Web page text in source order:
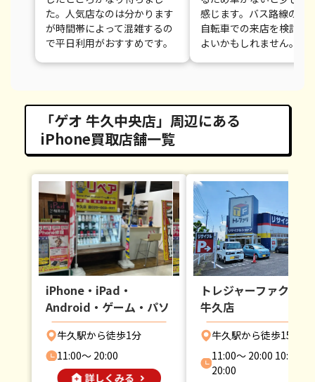
た。人気店なのは分かります
が時間帯によって混雑するの
で平日利用がおすすめです。
感じます。バス路線の確
自転車での来店を検討す
よいかもしれません。
「ゲオ 牛久中央店」周辺にある
iPhone買取店舗一覧
iPhone・iPad・
Android・ゲーム・パソ
コン修理・合鍵のリペア
牛久店
牛久駅から徒歩1分
11:00〜 20:00
トレジャーファクトリ
牛久店
牛久駅から徒歩15分
11:00〜 20:00 10:00〜
20:00